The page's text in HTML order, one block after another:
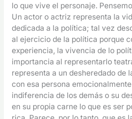
lo que vive el personaje.
Un actor o actriz representa la
dedicada a la política; tal vez
al ejercicio de la política porque
experiencia, la vivencia de lo
importancia al representarlo
representa a un desheredado de
con esa persona
indiferencia de los demás o su
en su propia carne lo que es ser